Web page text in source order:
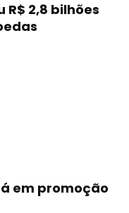
2,8 bilhões
em promoção